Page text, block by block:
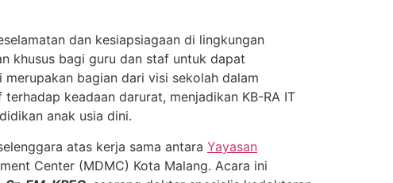
dan kesiapsiagaan di lingkungan
khusus bagi guru dan staf untuk dapat
bagian dari visi sekolah dalam
keadaan darurat, menjadikan KB-RA IT
anak usia dini.
atas kerja sama antara Yayasan
Center (MDMC) Kota Malang. Acara ini